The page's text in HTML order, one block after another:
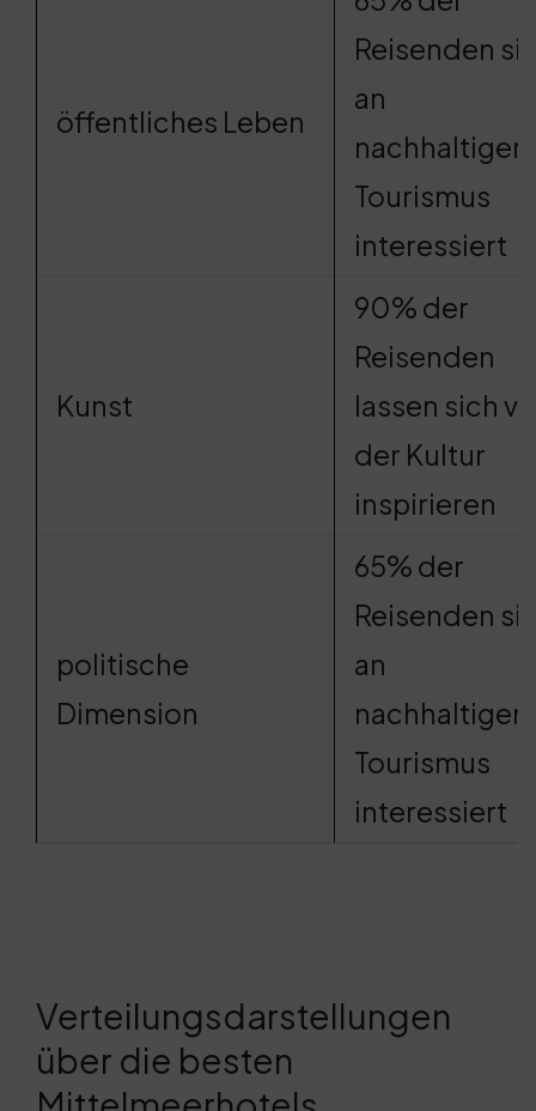
öffentliches Leben
Reisenden
an
nachhaltigem
Tourismus
interessiert
Kunst
90% der
Reisenden
lassen sich
der Kultur
inspirieren
politische
Dimension
65% der
Reisenden
an
nachhaltigem
Tourismus
interessiert
Verteilungsdarstellungen
über die besten